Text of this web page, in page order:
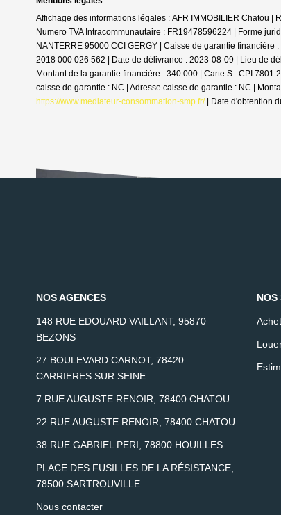
Affichage des informations légales : AFR IMMOBILIER Chatou |
Numero TVA Intracommunautaire : FR19478596224 | Forme
NANTERRE 95000 CCI GERGY | Caisse de garantie financière
2018 000 026 562 | Date de délivrance : 2023-08-09 | Lieu de
Montant de la garantie financière : 340 000 | Carte S : CPI
caisse de garantie : NC | Adresse caisse de garantie : NC |
https://www.mediateur-consommation-smp.fr/| Date d'obtention
NOS AGENCES
148 RUE EDOUARD VAILLANT, 95870
BEZONS
27 BOULEVARD CARNOT, 78420
CARRIERES SUR SEINE
7 RUE AUGUSTE RENOIR, 78400 CHATOU
22 RUE AUGUSTE RENOIR, 78400 CHATOU
38 RUE GABRIEL PERI, 78800 HOUILLES
PLACE DES FUSILLES DE LA RÉSISTANCE,
78500 SARTROUVILLE
Nous contacter
NOS